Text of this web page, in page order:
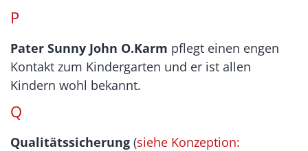
P
Pater Sunny John O.Karm pflegt einen engen
Kontakt zum Kindergarten und er ist allen
Kindern wohl bekannt.
Q
Qualitätssicherung (siehe Konzeption: